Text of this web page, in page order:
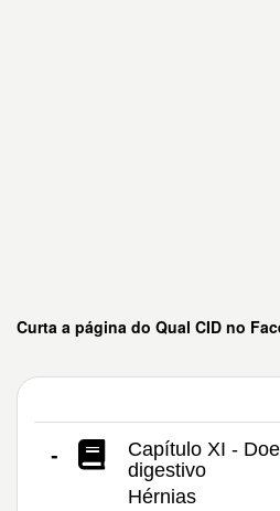
Curta a página do Qual CID no
-
Capítulo XI -
digestivo
Hérnias